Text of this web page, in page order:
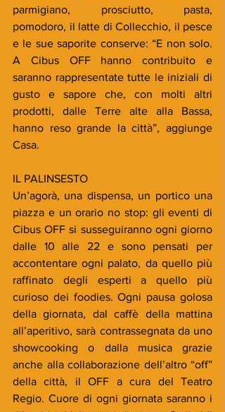
parmigiano, prosciutto, pasta,
pomodoro, il latte di Collecchio, il pesce
e le sue saporite conserve: “E non solo.
A Cibus OFF hanno contribuito e
saranno rappresentate tutte le iniziali di
gusto e sapore che, con molti altri
prodotti, dalle Terre alte alla Bassa,
hanno reso grande la città”, aggiunge
Casa.
IL PALINSESTO
Un’agorà, una dispensa, un portico una
piazza e un orario no stop: gli eventi di
Cibus OFF si susseguiranno ogni giorno
dalle 10 alle 22 e sono pensati per
accontentare ogni palato, da quello più
raffinato degli esperti a quello più
curioso dei foodies. Ogni pausa golosa
della giornata, dal caffè della mattina
all’aperitivo, sarà contrassegnata da uno
showcooking o dalla musica grazie
anche alla collaborazione dell’altro “off”
della città, il OFF a cura del Teatro
Regio. Cuore di ogni giornata saranno i